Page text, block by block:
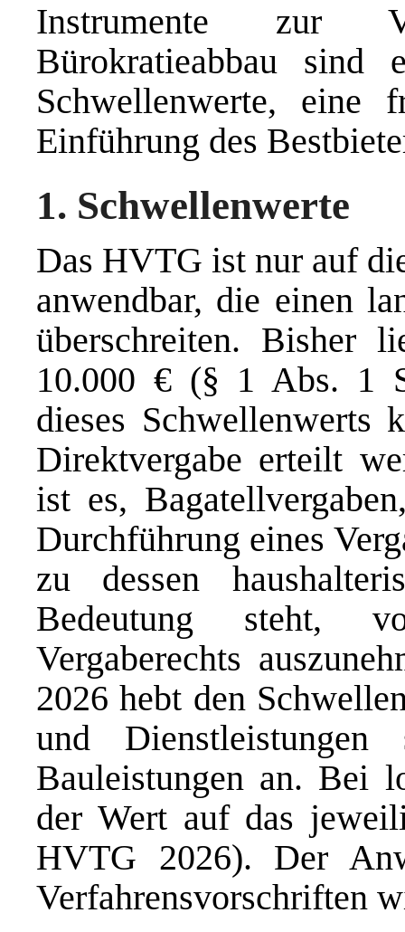
Instrumente zur
Bürokratieabbau sind
Schwellenwerte, eine
Einführung des
1. Schwellenwerte
Das HVTG ist nur auf
anwendbar, die einen
überschreiten. Bisher
10.000 € (§ 1 Abs. 1
dieses Schwellenwerts
Direktvergabe erteilt
ist es,
Durchführung eines
zu dessen
Bedeutung steht,
Vergaberechts
2026 hebt den
und
Bauleistungen an. Bei
der Wert auf das
HVTG 2026). Der
Verfahrensvorschriften